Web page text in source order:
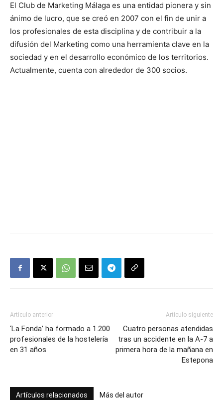
El Club de Marketing Málaga es una entidad pionera y sin
ánimo de lucro, que se creó en 2007 con el fin de unir a
los profesionales de esta disciplina y de contribuir a la
difusión del Marketing como una herramienta clave en la
sociedad y en el desarrollo económico de los territorios.
Actualmente, cuenta con alrededor de 300 socios.
Artículo anterior
‘La Fonda’ ha formado a 1.200
profesionales de la hostelería
en 31 años
Artículo siguiente
Cuatro personas atendidas
tras un accidente en la A-7 a
primera hora de la mañana en
Estepona
Artículos relacionados Más del autor